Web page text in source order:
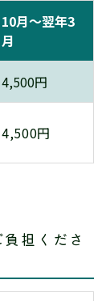
10月～翌年3
月
4,500円
4,500円
担くださ